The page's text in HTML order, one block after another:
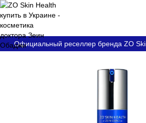
Официальный реселлер бренда ZO